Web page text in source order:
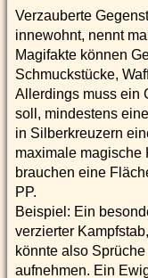
Verzauberte
innewohnt, nennt
Magifakte können
Schmuckstücke,
Allerdings muss ein
soll, mindestens
in Silberkreuzern
maximale magische
brauchen eine
PP.
Beispiel: Ein
verzierter
könnte also
aufnehmen. Ein